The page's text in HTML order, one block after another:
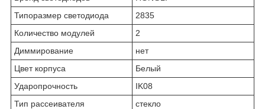
Типоразмер светодиода
2835
Количество модулей
2
Диммирование
нет
Цвет корпуса
Белый
Ударопрочность
IK08
Тип рассеивателя
стекло